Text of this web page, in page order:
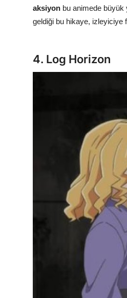
aksiyon bu animede büyük
geldiği bu hikaye, izleyiciye
4. Log Horizon